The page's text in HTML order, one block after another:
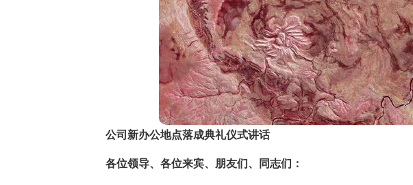
公司新办公地点落成典礼仪式讲话
各位领导、各位来宾、朋友们、同志们：